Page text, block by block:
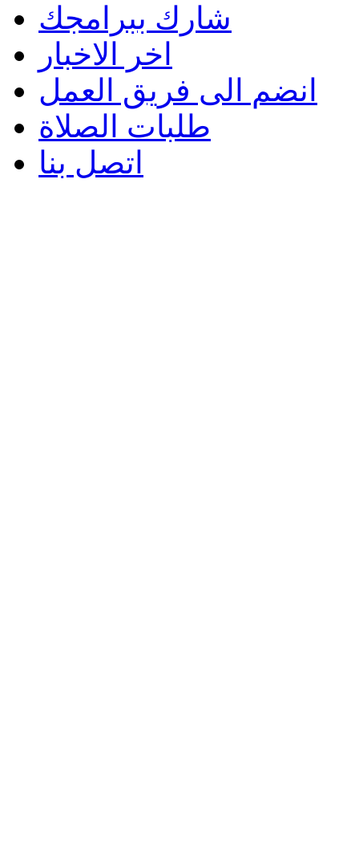
شارك ببرامجك
اخر الاخبار
انضم الى فريق العمل
طلبات الصلاة
اتصل بنا